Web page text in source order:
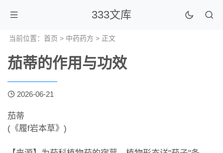
333文库
当前位置： 首页 > 中药药方 > 正文
茄蒂的作用与功效
2026-06-21
茄蒂
(《履f岩本草》)